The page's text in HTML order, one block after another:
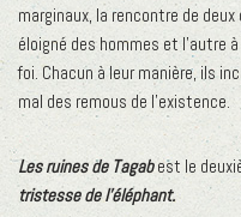
marginaux, la rencontre de deux
éloigné des hommes et l’autre
foi. Chacun à leur manière, ils
mal des remous de l’existence.
Les ruines de Tagabest le
tristesse de l’éléphant.